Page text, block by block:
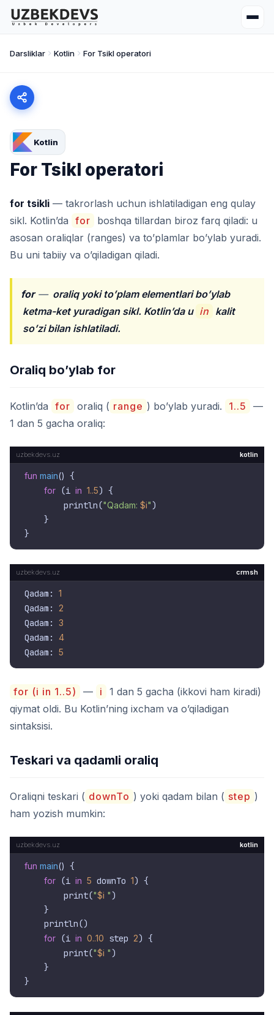
Darsliklar Kotlin For Tsikl operatori
Kotlin
For Tsikl operatori
for tsikli — takrorlash uchun ishlatiladigan eng qulay
sikl. Kotlin’da for
boshqa tillardan biroz farq qiladi: u
asosan oraliqlar (ranges) va to’plamlar bo’ylab yuradi.
Bu uni tabiiy va o’qiladigan qiladi.
for— oraliq yoki to’plam elementlari bo’ylab
ketma-ket yuradigan sikl. Kotlin’da u in kalit
so’zi bilan ishlatiladi.
Oraliq bo’ylab for
Kotlin’da for oraliq ( range ) bo’ylab yuradi. 1..5
—
1 dan 5 gacha oraliq:
kotlin
fun main() {
for (i in 1..5) {
        println(
"Qadam: $i")
    }
crmsh
Qadam: 1
Qadam: 2
Qadam: 3
Qadam: 4
Qadam: 5
for (i in 1..5) — i
1 dan 5 gacha (ikkovi ham kiradi)
qiymat oldi. Bu Kotlin’ning ixcham va o’qiladigan
sintaksisi.
Teskari va qadamli oraliq
Oraliqni teskari ( downTo ) yoki qadam bilan ( step )
ham yozish mumkin:
kotlin
fun main() {
for (i in 5 downTo 1) {
        print(
"$i ")
    }
    println()
for (i in 0..10 step 2) {
        print(
"$i ")
    }